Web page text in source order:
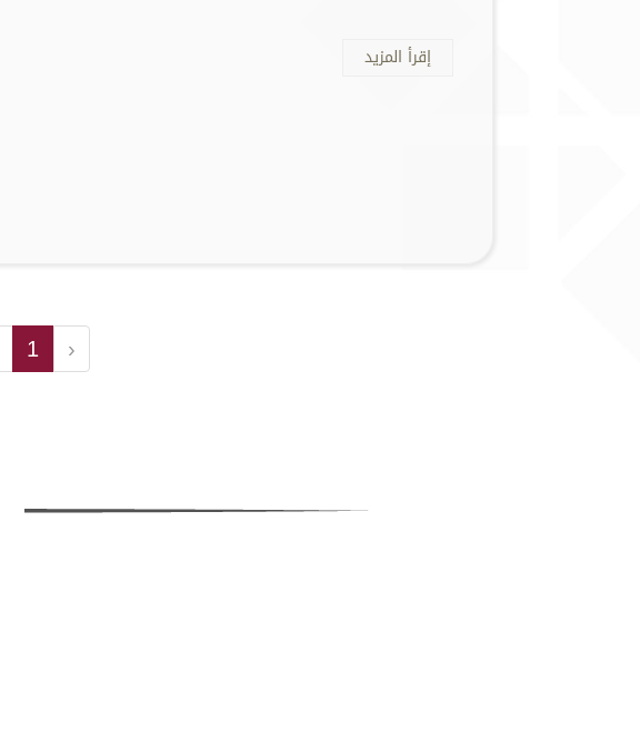
إقرأ المزيد
‹
1